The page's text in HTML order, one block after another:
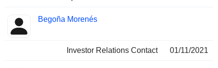
Begoña Morenés
Investor Relations Contact 01/11/2021